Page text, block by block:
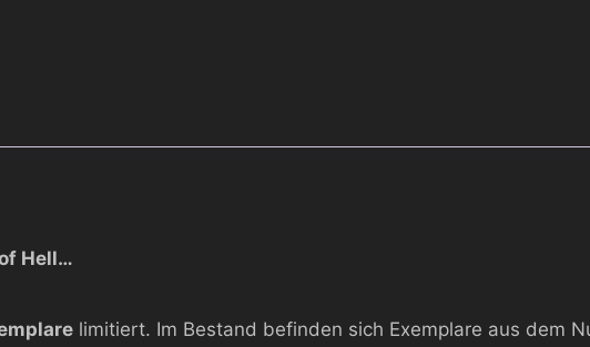
Hell…
limitiert. Im Bestand befinden sich Exemplare aus dem